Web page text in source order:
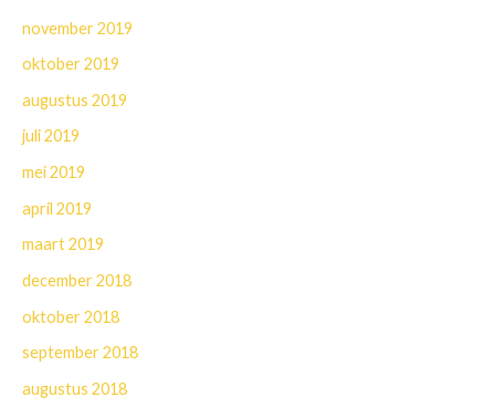
november 2019
oktober 2019
augustus 2019
juli 2019
mei 2019
april 2019
maart 2019
december 2018
oktober 2018
september 2018
augustus 2018